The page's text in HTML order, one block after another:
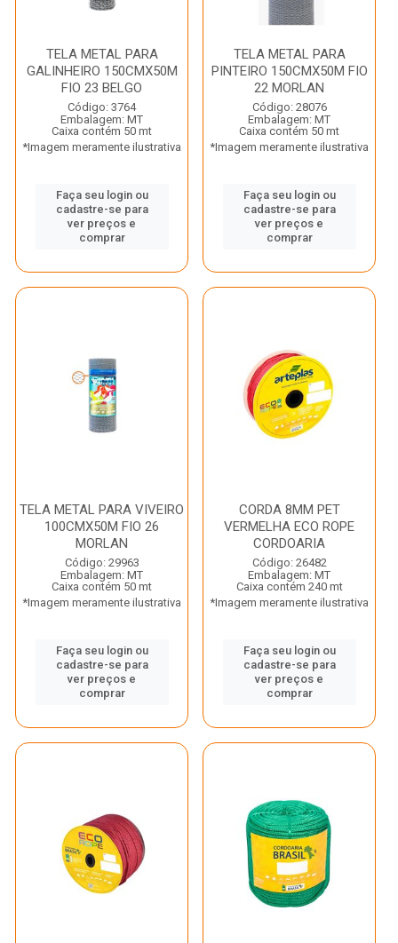
TELA METAL PARA
GALINHEIRO 150CMX50M
FIO 23 BELGO
Código: 3764
Embalagem: MT
Caixa contém 50 mt
*Imagem meramente ilustrativa
Faça seu login ou
cadastre-se para
ver preços e
comprar
TELA METAL PARA
PINTEIRO 150CMX50M FIO
22 MORLAN
Código: 28076
Embalagem: MT
Caixa contém 50 mt
*Imagem meramente ilustrativa
Faça seu login ou
cadastre-se para
ver preços e
comprar
TELA METAL PARA VIVEIRO
100CMX50M FIO 26
MORLAN
Código: 29963
Embalagem: MT
Caixa contém 50 mt
*Imagem meramente ilustrativa
Faça seu login ou
cadastre-se para
ver preços e
comprar
CORDA 8MM PET
VERMELHA ECO ROPE
CORDOARIA
Código: 26482
Embalagem: MT
Caixa contém 240 mt
*Imagem meramente ilustrativa
Faça seu login ou
cadastre-se para
ver preços e
comprar